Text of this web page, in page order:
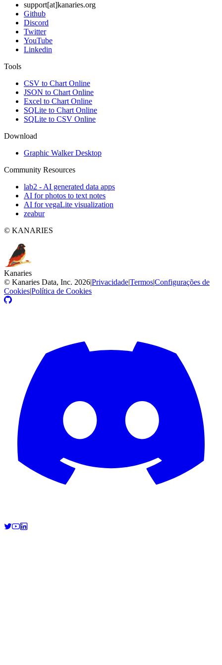
support[at]kanaries.org
Github
Discord
Twitter
YouTube
Linkedin
Tools
CSV to Chart Online
JSON to Chart Online
Excel to Chart Online
SQLite to Chart Online
SQLite to CSV Online
Download
Graphic Walker Desktop
Community Resources
lab2 - AI generated data apps
AI for photos to text notes
AI for vegaLite visualization
zeabur
© KANARIES
Kanaries
© Kanaries Data, Inc. 2026|Privacidade|Termos|Configurações de
Cookies|Política de Cookies